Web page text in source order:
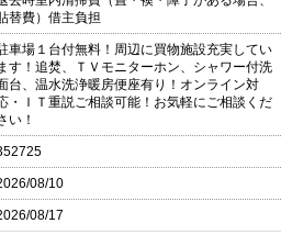
替費）借主負担
車場１台付無料！周辺に買物施設充実してい
す！追焚、ＴＶモニターホン、シャワー付洗
台、温水洗浄暖房便座有り！オンライン対
・ＩＴ重説ご相談可能！お気軽にご相談くだ
い！
08/10
08/17